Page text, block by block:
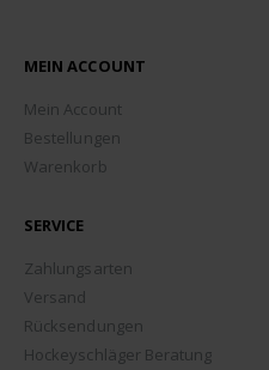
MEIN ACCOUNT
Mein Account
Bestellungen
Warenkorb
SERVICE
Zahlungsarten
Versand
Rücksendungen
Hockeyschläger Beratung